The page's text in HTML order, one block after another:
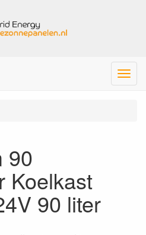
Menu
90
Koelkast
90 liter